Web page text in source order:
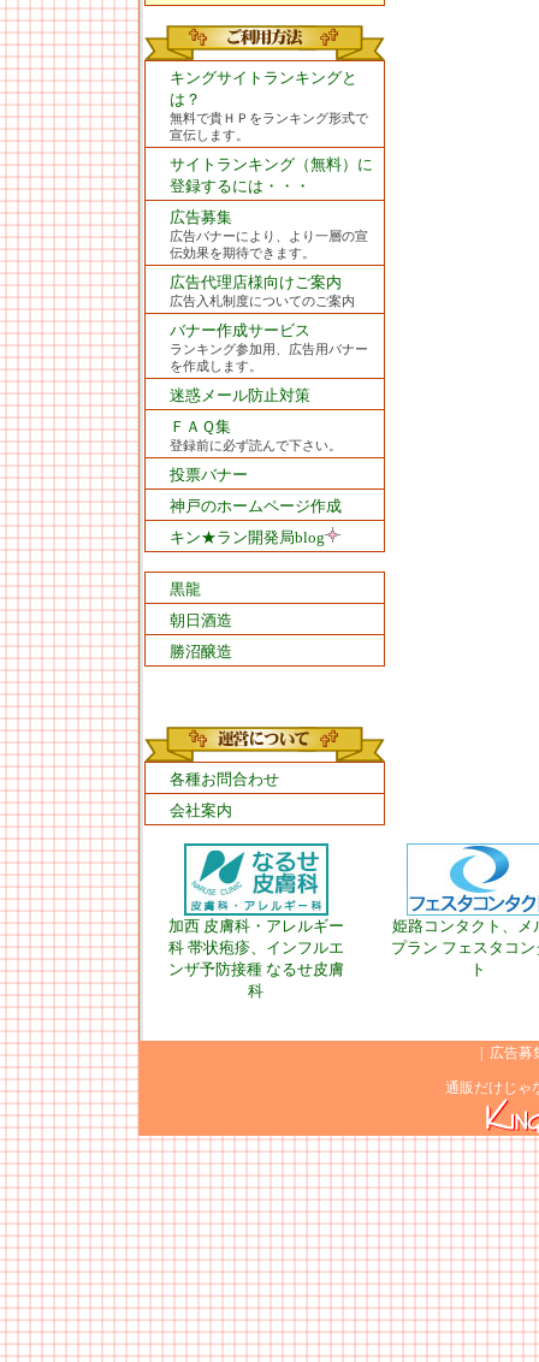
キングサイトランキングと
は？
無料で貴ＨＰをランキング形式で
宣伝します。
サイトランキング（無料）に
登録するには・・・
広告募集
広告バナーにより、より一層の宣
伝効果を期待できます。
広告代理店様向けご案内
広告入札制度についてのご案内
バナー作成サービス
ランキング参加用、広告用バナー
を作成します。
迷惑メール防止対策
ＦＡＱ集
登録前に必ず読んで下さい。
投票バナー
神戸のホームページ作成
キン★ラン開発局blog
黒龍
朝日酒造
勝沼醸造
各種お問合わせ
会社案内
加西 皮膚科・アレルギー
科 帯状疱疹、インフルエ
ンザ予防接種 なるせ皮膚
科
姫路コンタクト、メ
プラン フェスタコン
ト
広告募
通販だけじゃ